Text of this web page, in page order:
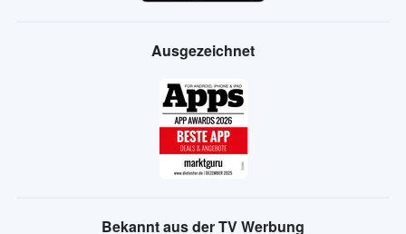
Ausgezeichnet
Bekannt aus der TV Werbung